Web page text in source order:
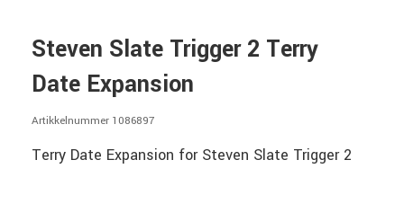
Steven Slate Trigger 2 Terry
Date Expansion
Artikkelnummer 1086897
Terry Date Expansion for Steven Slate Trigger 2